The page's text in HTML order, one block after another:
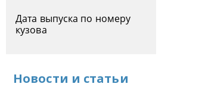
Дата выпуска по номеру
кузова
Новости и статьи